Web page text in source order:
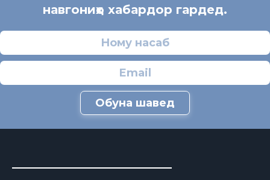
навгониҳо хабардор гардед.
Обуна шавед